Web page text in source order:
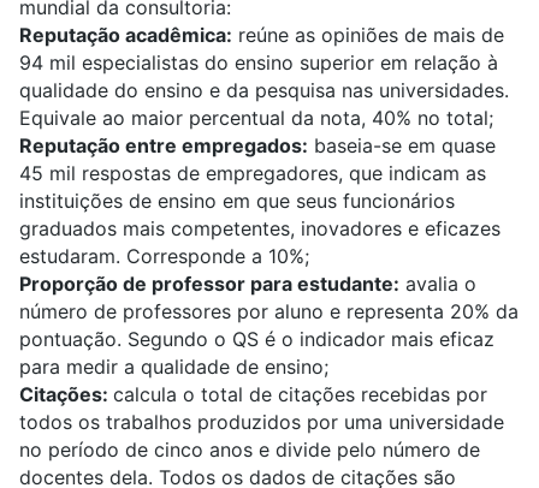
mundial da consultoria:
Reputação acadêmica: reúne as opiniões de mais de
94 mil especialistas do ensino superior em relação à
qualidade do ensino e da pesquisa nas universidades.
Equivale ao maior percentual da nota, 40% no total;
Reputação entre empregados: baseia-se em quase
45 mil respostas de empregadores, que indicam as
instituições de ensino em que seus funcionários
graduados mais competentes, inovadores e eficazes
estudaram. Corresponde a 10%;
Proporção de professor para estudante: avalia o
número de professores por aluno e representa 20% da
pontuação. Segundo o QS é o indicador mais eficaz
para medir a qualidade de ensino;
Citações: calcula o total de citações recebidas por
todos os trabalhos produzidos por uma universidade
no período de cinco anos e divide pelo número de
docentes dela. Todos os dados de citações são